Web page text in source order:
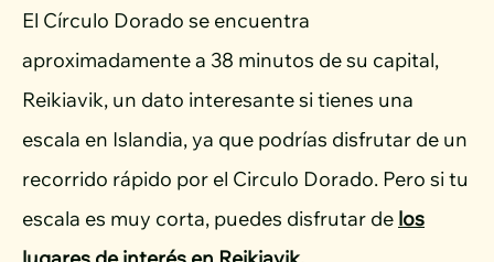
El Círculo Dorado se encuentra
aproximadamente a 38 minutos de su capital,
Reikiavik, un dato interesante si tienes una
escala en Islandia, ya que podrías disfrutar de un
recorrido rápido por el Circulo Dorado. Pero si tu
escala es muy corta, puedes disfrutar de los